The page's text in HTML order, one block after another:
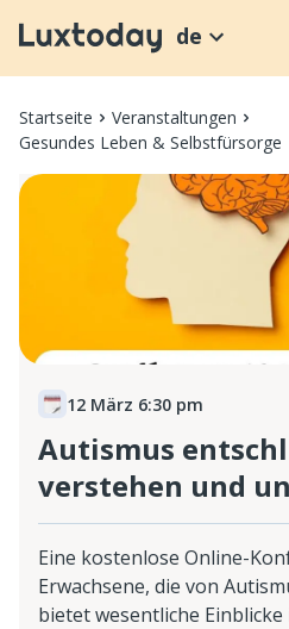
de
Startseite
Veranstaltungen
Gesundes Leben & Selbstfürsorge
12 März 6:30 pm
Autismus
verstehen und
Eine kostenlose Online-
Erwachsene, die von
bietet wesentliche